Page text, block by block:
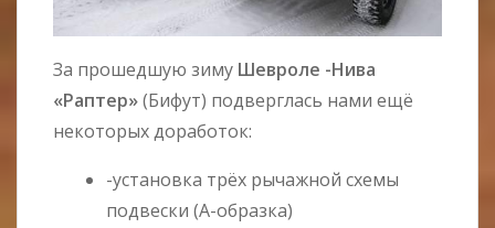
За прошедшую зиму Шевроле -Нива
«Раптер»(Бифут) подверглась нами ещё
некоторых доработок:
-установка трёх рычажной схемы
подвески (А-образка)